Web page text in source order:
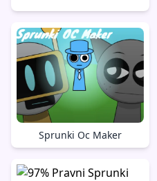
Sprunki Oc Maker